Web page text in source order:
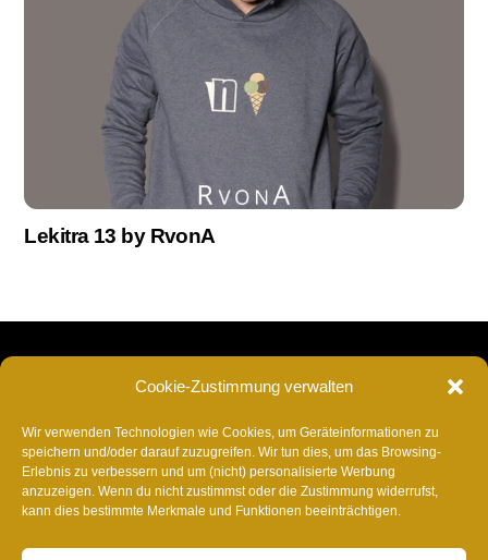
Cookie-Zustimmung verwalten
Wir verwenden Technologien wie Cookies, um Geräteinformationen zu
speichern und/oder darauf zuzugreifen. Wir tun dies, um das Browsing-
Erlebnis zu verbessern und um (nicht) personalisierte Werbung
anzuzeigen. Wenn du nicht zustimmst oder die Zustimmung widerrufst,
kann dies bestimmte Merkmale und Funktionen beeinträchtigen.
Lekitra 13 by RvonA
Top
RvonA
InstaFacebookTikTokTwitterYouTubeSpotifyDeezer
Music
NapsterSoundCloud
ShazamAmazonMusic
Music
Appel
ITunesAnghami
Telegram